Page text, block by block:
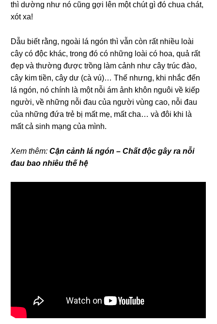
thì dường như nó cũng gợi lên một chút gì đó chua chát,
xót xa!
Dẫu biết rằng, ngoài lá ngón thì vẫn còn rất nhiều loài
cây có độc khác, trong đó có những loài có hoa, quả rất
đẹp và thường được trồng làm cảnh như cây trúc đào,
cây kim tiền, cây dư (cà vú)… Thế nhưng, khi nhắc đến
lá ngón, nó chính là một nỗi ám ảnh khôn nguôi về kiếp
người, về những nỗi đau của người vùng cao, nỗi đau
của những đứa trẻ bị mất mẹ, mất cha… và đôi khi là
mất cả sinh mạng của mình.
Xem thêm:Cận cảnh lá ngón – Chất độc gây ra nỗi
đau bao nhiêu thế hệ